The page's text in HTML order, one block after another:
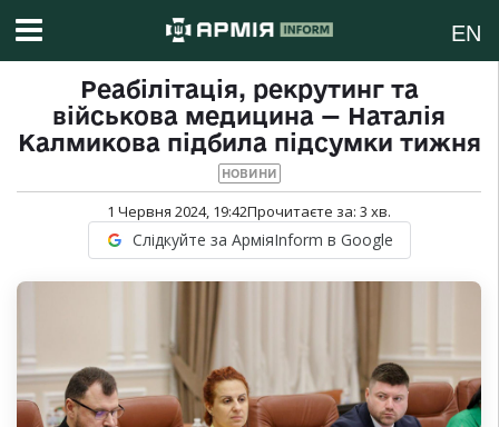
EN
Реабілітація, рекрутинг та
військова медицина — Наталія
Калмикова підбила підсумки тижня
НОВИНИ
1 Червня 2024, 19:42Прочитаєте за: 3 хв.
Слідкуйте за АрміяInform в Google